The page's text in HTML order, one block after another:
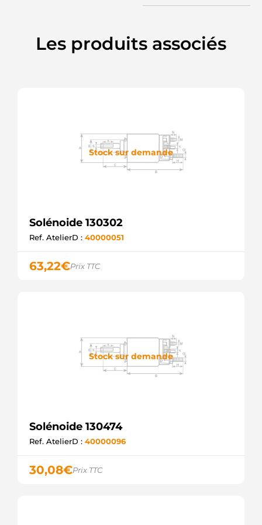
SOL6059
CARGO
Les produits associés
Stock sur demande
Solénoide 130302
Ref. AtelierD : 40000051
63,22€Prix TTC
Stock sur demande
Solénoide 130474
Ref. AtelierD : 40000096
30,08€Prix TTC